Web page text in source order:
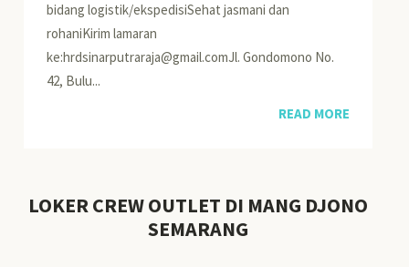
bidang logistik/ekspedisiSehat jasmani dan
rohaniKirim lamaran
ke:hrdsinarputraraja@gmail.comJl. Gondomono No.
42, Bulu...
READ MORE
LOKER CREW OUTLET DI MANG DJONO
SEMARANG